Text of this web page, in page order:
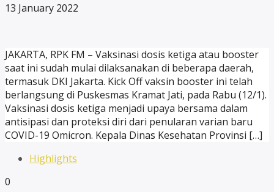
13 January 2022
JAKARTA, RPK FM – Vaksinasi dosis ketiga atau booster
saat ini sudah mulai dilaksanakan di beberapa daerah,
termasuk DKI Jakarta. Kick Off vaksin booster ini telah
berlangsung di Puskesmas Kramat Jati, pada Rabu (12/1).
Vaksinasi dosis ketiga menjadi upaya bersama dalam
antisipasi dan proteksi diri dari penularan varian baru
COVID-19 Omicron. Kepala Dinas Kesehatan Provinsi […]
Highlights
0